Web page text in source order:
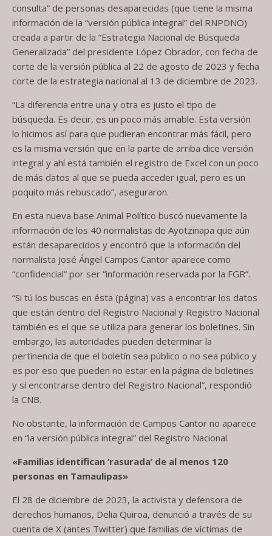
consulta” de personas desaparecidas (que tiene la misma
información de la “versión pública integral” del RNPDNO)
creada a partir de la “Estrategia Nacional de Búsqueda
Generalizada” del presidente López Obrador, con fecha de
corte de la versión pública al 22 de agosto de 2023 y fecha
corte de la estrategia nacional al 13 de diciembre de 2023.
“La diferencia entre una y otra es justo el tipo de
búsqueda. Es decir, es un poco más amable. Esta versión
lo hicimos así para que pudieran encontrar más fácil, pero
es la misma versión que en la parte de arriba dice versión
integral y ahí está también el registro de Excel con un poco
de más datos al que se pueda acceder igual, pero es un
poquito más rebuscado”, aseguraron.
En esta nueva base Animal Político buscó nuevamente la
información de los 40 normalistas de Ayotzinapa que aún
están desaparecidos y encontró que la información del
normalista José Ángel Campos Cantor aparece como
“confidencial” por ser “información reservada por la FGR”.
“Si tú los buscas en ésta (página) vas a encontrar los datos
que están dentro del Registro Nacional y Registro Nacional
también es el que se utiliza para generar los boletines. Sin
embargo, las autoridades pueden determinar la
pertinencia de que el boletín sea público o no sea público y
es por eso que pueden no estar en la página de boletines
y sí encontrarse dentro del Registro Nacional”, respondió
la CNB.
No obstante, la información de Campos Cantor no aparece
en “la versión pública integral” del Registro Nacional.
«Familias identifican ‘rasurada’ de al menos 120
personas en Tamaulipas»
El 28 de diciembre de 2023, la activista y defensora de
derechos humanos, Delia Quiroa, denunció a través de su
cuenta de X (antes Twitter) que familias de víctimas de